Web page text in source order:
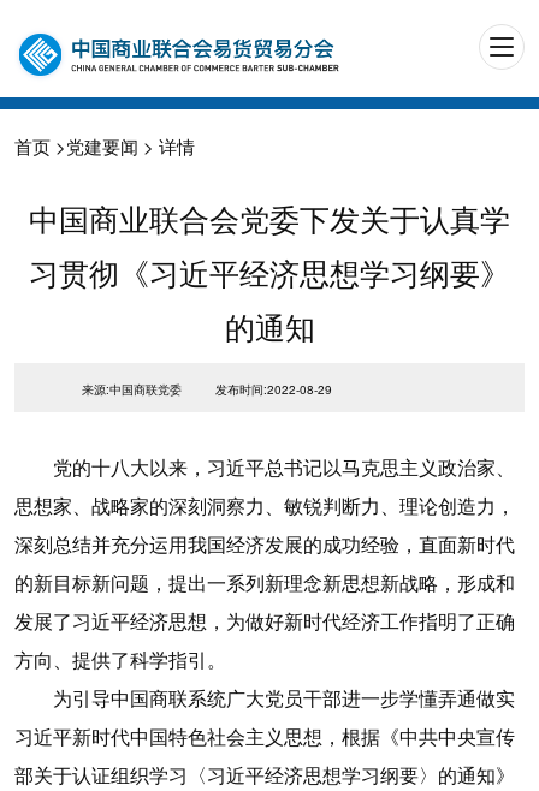
首页 >党建要闻 > 详情
中国商业联合会党委下发关于认真学
习贯彻《习近平经济思想学习纲要》
的通知
来源:中国商联党委 发布时间:2022-08-29
党的十八大以来，习近平总书记以马克思主义政治家、
思想家、战略家的深刻洞察力、敏锐判断力、理论创造力，
深刻总结并充分运用我国经济发展的成功经验，直面新时代
的新目标新问题，提出一系列新理念新思想新战略，形成和
发展了习近平经济思想，为做好新时代经济工作指明了正确
方向、提供了科学指引。
为引导中国商联系统广大党员干部进一步学懂弄通做实
习近平新时代中国特色社会主义思想，根据《中共中央宣传
部关于认证组织学习〈习近平经济思想学习纲要〉的通知》